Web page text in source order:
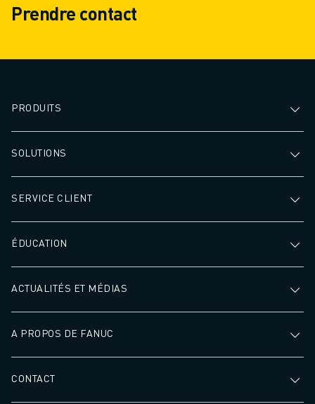
Prendre contact
PRODUITS
SOLUTIONS
SERVICE CLIENT
ÉDUCATION
ACTUALITÉS ET MÉDIAS
A PROPOS DE FANUC
CONTACT